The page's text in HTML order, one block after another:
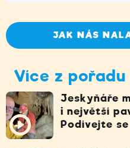
JAK NÁS
Více z pořadu
Jeskyňáře
i největší
Podívejte se